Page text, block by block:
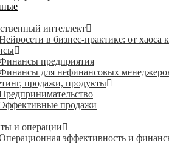
интеллект
в бизнес-практике: от хаоса
предприятия
для нефинансовых
продажи, продукты
Эффективные продажи
и операции
эффективность и